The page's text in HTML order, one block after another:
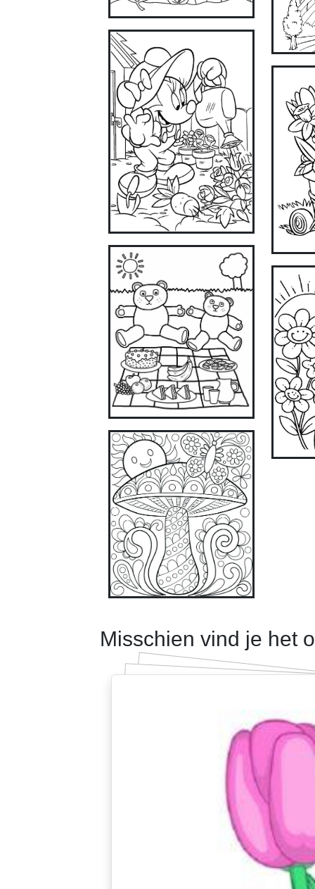
Misschien vind je het